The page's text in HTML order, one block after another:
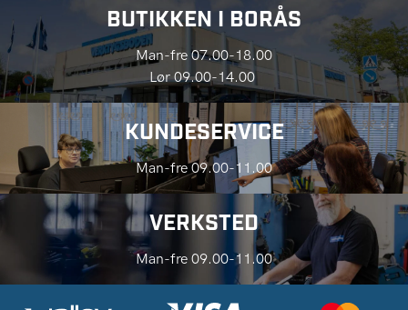
BUTIKKEN I BORÅS
Man-fre 07.00-18.00
Lør 09.00-14.00
KUNDESERVICE
Man-fre 09.00-11.00
VERKSTED
Man-fre 09.00-11.00